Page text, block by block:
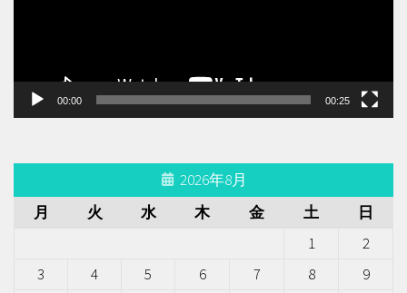
00:00 00:25
2026年8月
月
火 水 木 金 土 日
1
2
3
4 5 6 7 8
9